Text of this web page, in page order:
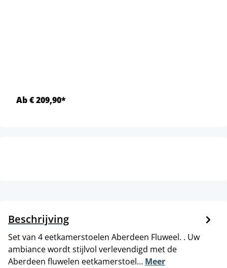
Ab € 209,90*
Beschrijving
Set van 4 eetkamerstoelen Aberdeen Fluweel. . Uw
ambiance wordt stijlvol verlevendigd met de
Aberdeen fluwelen eetkamerstoel… Meer